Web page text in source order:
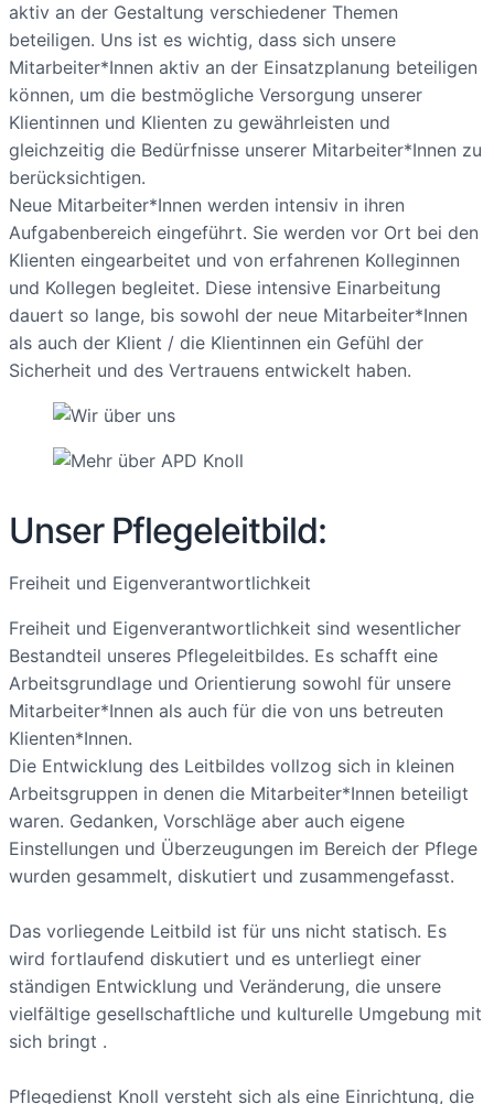
aktiv an der Gestaltung verschiedener Themen
beteiligen. Uns ist es wichtig, dass sich unsere
Mitarbeiter*Innen aktiv an der Einsatzplanung beteiligen
können, um die bestmögliche Versorgung unserer
Klientinnen und Klienten zu gewährleisten und
gleichzeitig die Bedürfnisse unserer Mitarbeiter*Innen zu
berücksichtigen.
Neue Mitarbeiter*Innen werden intensiv in ihren
Aufgabenbereich eingeführt. Sie werden vor Ort bei den
Klienten eingearbeitet und von erfahrenen Kolleginnen
und Kollegen begleitet. Diese intensive Einarbeitung
dauert so lange, bis sowohl der neue Mitarbeiter*Innen
als auch der Klient / die Klientinnen ein Gefühl der
Sicherheit und des Vertrauens entwickelt haben.
Unser Pflegeleitbild:
Freiheit und Eigenverantwortlichkeit
Freiheit und Eigenverantwortlichkeit sind wesentlicher
Bestandteil unseres Pflegeleitbildes. Es schafft eine
Arbeitsgrundlage und Orientierung sowohl für unsere
Mitarbeiter*Innen als auch für die von uns betreuten
Klienten*Innen.
Die Entwicklung des Leitbildes vollzog sich in kleinen
Arbeitsgruppen in denen die Mitarbeiter*Innen beteiligt
waren. Gedanken, Vorschläge aber auch eigene
Einstellungen und Überzeugungen im Bereich der Pflege
wurden gesammelt, diskutiert und zusammengefasst.
Das vorliegende Leitbild ist für uns nicht statisch. Es
wird fortlaufend diskutiert und es unterliegt einer
ständigen Entwicklung und Veränderung, die unsere
vielfältige gesellschaftliche und kulturelle Umgebung mit
sich bringt .
Pflegedienst Knoll versteht sich als eine Einrichtung, die